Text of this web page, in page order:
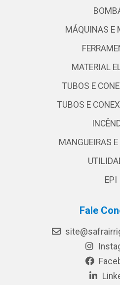
MÁQUINAS E
MATERIAL
TUBOS E
TUBOS E
MANGUEIRAS E
EPI
Fale